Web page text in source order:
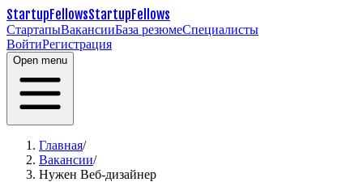
StartupFellowsStartupFellows
СтартапыВакансииБаза резюмеСпециалисты
ВойтиРегистрация
Open menu
Главная/
Вакансии/
Нужен Веб-дизайнер